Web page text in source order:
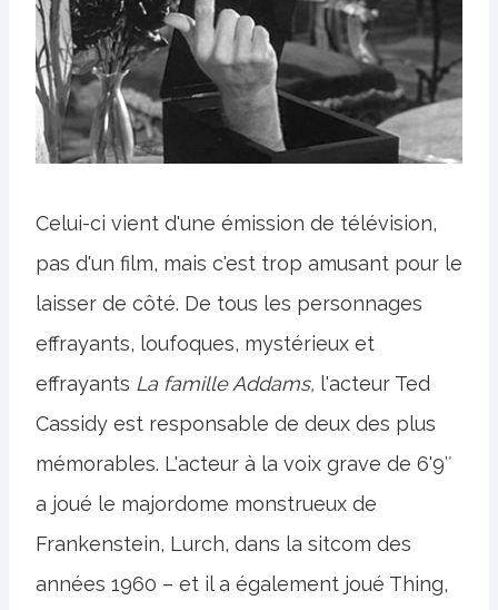
Celui-ci vient d'une émission de télévision,
pas d'un film, mais c'est trop amusant pour le
laisser de côté. De tous les personnages
effrayants, loufoques, mystérieux et
effrayants La famille Addams, l'acteur Ted
Cassidy est responsable de deux des plus
mémorables. L'acteur à la voix grave de 6'9″
a joué le majordome monstrueux de
Frankenstein, Lurch, dans la sitcom des
années 1960 – et il a également joué Thing,